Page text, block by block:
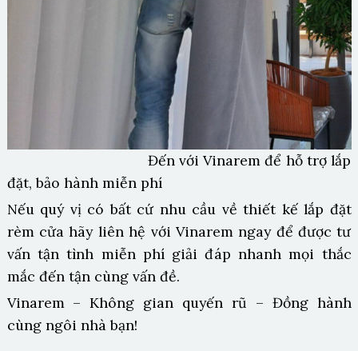
Đến với Vinarem để hỗ trợ lắp
đặt, bảo hành miễn phí
Nếu quý vị có bất cứ nhu cầu về thiết kế lắp đặt
rèm cửa hãy liên hệ với Vinarem ngay để được tư
vấn tận tình miễn phí giải đáp nhanh mọi thắc
mắc đến tận cùng vấn đề.
Vinarem – Không gian quyến rũ – Đồng hành
cùng ngôi nhà bạn!